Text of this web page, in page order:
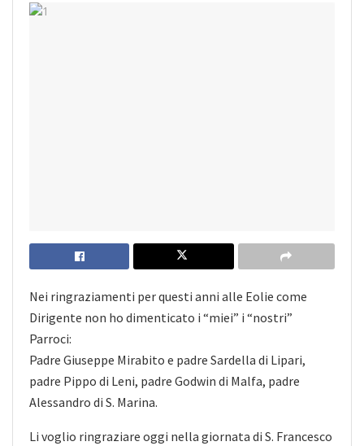
Nei ringraziamenti per questi anni alle Eolie come
Dirigente non ho dimenticato i “miei” i “nostri”
Parroci:
Padre Giuseppe Mirabito e padre Sardella di Lipari,
padre Pippo di Leni, padre Godwin di Malfa, padre
Alessandro di S. Marina.
Li voglio ringraziare oggi nella giornata di S. Francesco